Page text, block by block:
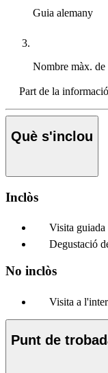
Guia alemany
Nombre màx. de
Part de la
Què s'inclou
Inclòs
Visita guiada
Degustació
No inclòs
Visita a
Punt de